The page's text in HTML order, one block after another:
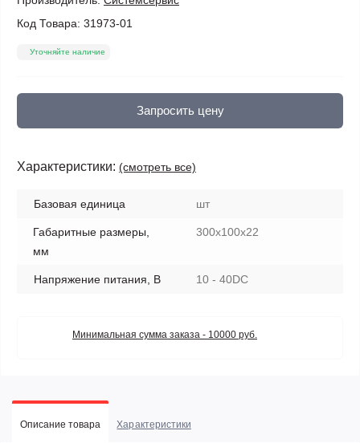
Код Товара: 31973-01
Уточняйте наличие
Запросить цену
Характеристики: (смотреть все)
Базовая единица шт
Габаритные размеры,
мм
300x100x22
Напряжение питания, В 10 - 40DC
Минимальная сумма заказа - 10000 руб.
Описание товара Характеристики